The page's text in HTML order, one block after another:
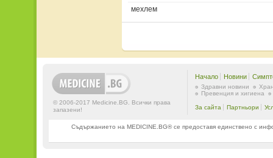
мехлем
© 2006-2017 Medicine.BG. Всички права
запазени!
Начало Новини
Здравни новини
Превенция и хигиена
За сайта Партньори
Съдържанието на MEDICINE.BG® се предоставя единствено с